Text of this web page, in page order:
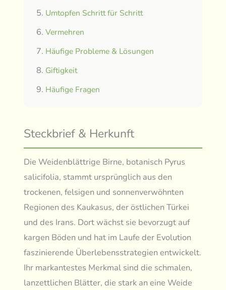
Umtopfen Schritt für Schritt
Vermehren
Häufige Probleme & Lösungen
Giftigkeit
Häufige Fragen
Steckbrief & Herkunft
Die Weidenblättrige Birne, botanisch Pyrus
salicifolia, stammt ursprünglich aus den
trockenen, felsigen und sonnenverwöhnten
Regionen des Kaukasus, der östlichen Türkei
und des Irans. Dort wächst sie bevorzugt auf
kargen Böden und hat im Laufe der Evolution
faszinierende Überlebensstrategien entwickelt.
Ihr markantestes Merkmal sind die schmalen,
lanzettlichen Blätter, die stark an eine Weide